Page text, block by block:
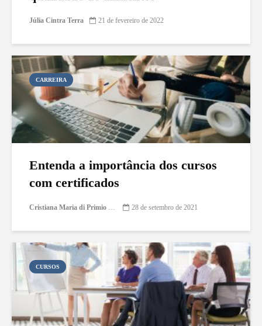
Júlia Cintra Terra 21 de fevereiro de 2022
CARREIRA
Entenda a importância dos cursos
com certificados
Cristiana Maria di Primio Gonçalves 28 de setembro de 2021
CURSOS